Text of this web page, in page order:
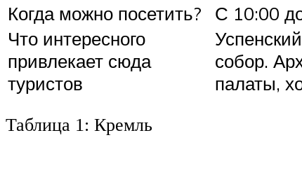
Когда можно посетить?
С 10:00
Что интересного
привлекает сюда
туристов
собор.
палаты,
Таблица 1: Кремль